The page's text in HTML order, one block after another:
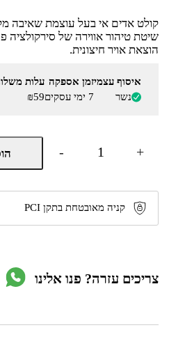
₪4,280.
₪4,001.
שיטת טיהור אווירה של סירקולציה
הוצאת אויר חיצונית.
איסוף עצמי
נשר
זמן אספקה
7 ימי עסקים
עלות
₪59
-
כמות
קולט
אי
ברוחב
40
ס"מ
209
+
קניה מאובטחת בתקן PCI
צריכים עזרה? פנו אלינו